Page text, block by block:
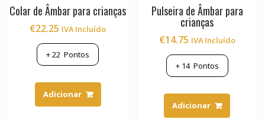
Colar de Âmbar para crianças
€22.25 IVA Incluído
+22 Pontos
Adicionar
Pulseira de Âmbar para
crianças
€14.75 IVA Incluído
+ 14Pontos
Adicionar